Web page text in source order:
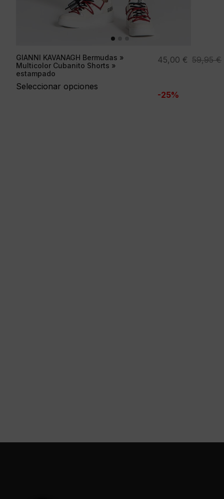
GIANNI KAVANAGH Bermudas »
Multicolor Cubanito Shorts »
estampado
Seleccionar opciones
59,95€
El
era:
45,00 €
El
es:
-25%